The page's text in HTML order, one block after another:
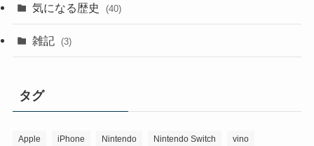
気になる歴史 (40)
雑記 (3)
タグ
Apple iPhone Nintendo Nintendo Switch vino